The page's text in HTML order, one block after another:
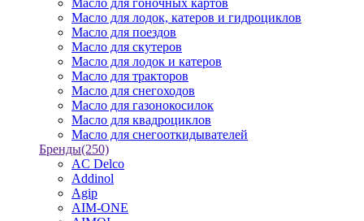
Масло для гоночных картов
Масло для лодок, катеров и гидроциклов
Масло для поездов
Масло для скутеров
Масло для лодок и катеров
Масло для тракторов
Масло для снегоходов
Масло для газонокосилок
Масло для квадроциклов
Масло для снегооткидывателей
Бренды(250)
AC Delco
Addinol
Agip
AIM-ONE